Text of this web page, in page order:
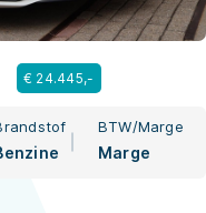
€ 24.445,-
BTW/Marge
Marge